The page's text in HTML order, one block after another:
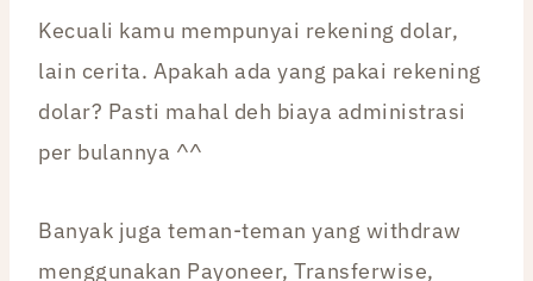
Kecuali kamu mempunyai rekening dolar,
lain cerita. Apakah ada yang pakai rekening
dolar? Pasti mahal deh biaya administrasi
per bulannya ^^
Banyak juga teman-teman yang withdraw
menggunakan Payoneer, Transferwise,